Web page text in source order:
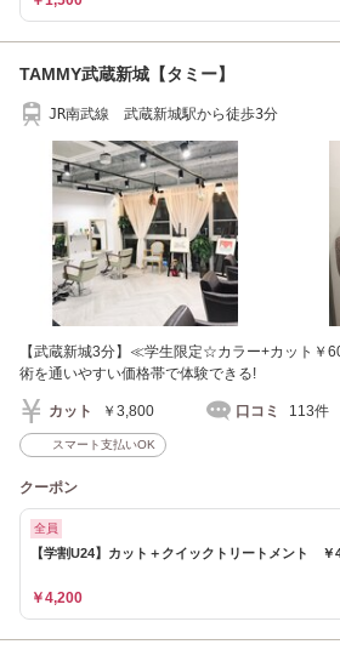
TAMMY武蔵新城【タミー】
JR南武線 武蔵新城駅から徒歩3分
【武蔵新城3分】≪学生限定☆カラー+カット￥
術を通いやすい価格帯で体験できる!
カット ￥3,800 口コミ 113件
スマート支払いOK
クーポン
全員
【学割U24】カット＋クイックトリートメント ￥
￥4,200